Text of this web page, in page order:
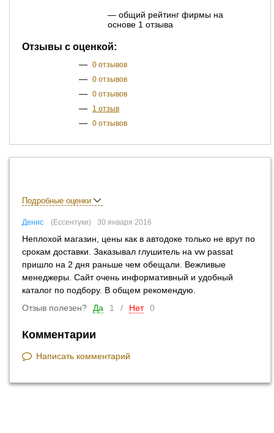
— общий рейтинг фирмы на
основе 1 отзыва
Отзывы с оценкой:
— 0 отзывов
— 0 отзывов
— 0 отзывов
— 1 отзыв
— 0 отзывов
Подробные оценки
Денис Ессентуки 30 января 2016
Неплохой магазин, цены как в автодоке только не врут по
срокам доставки. Заказывал глушитель на vw passat
пришло на 2 дня раньше чем обещали. Вежливые
менеджеры. Сайт очень информативный и удобный
каталог по подбору. В общем рекомендую.
Отзыв полезен?
Да 1 / Нет 0
Комментарии
Написать комментарий